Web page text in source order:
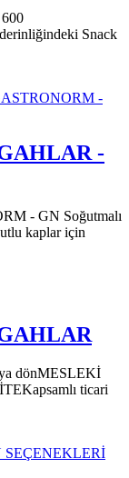
Snack
-
- GN Soğutmalı
kaplar için
dönMESLEKİ
ticari